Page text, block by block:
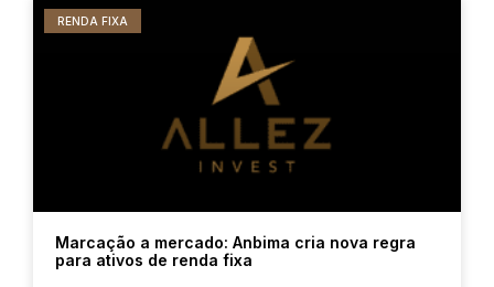
RENDA FIXA
Marcação a mercado: Anbima cria nova regra
para ativos de renda fixa